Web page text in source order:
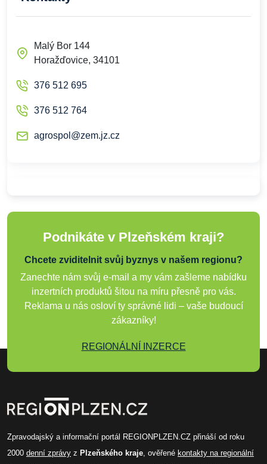
Malý Bor 144
Horažďovice, 34101
376 512 695
376 512 764
agrospol@zem.jz.cz
Podnikáte v Plzeňském kraji?
Chcete zviditelnit svůj byznys v našem regionu?
Zanechte nám svůj e-mail a my vám zašleme nabídku
inzertních produktů šitou na míru přesně pro vás.
Reklama u nás osloví ty správné lidi – vaše budoucí
zákazníky!
REGIONÁLNÍ INZERCE
Zpravodajský a informační portál REGIONPLZEN.CZ přináší od roku
2000 denní zprávy z Plzeňského kraje, ověřené kontakty na regionální